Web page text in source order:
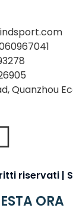
Quanzhou
riservati
ORA